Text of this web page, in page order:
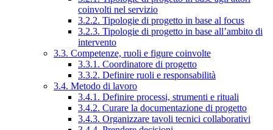
coinvolti nel servizio
3.2.2. Tipologie di progetto in base al focus
3.2.3. Tipologie di progetto in base all’ambito di
intervento
3.3. Competenze, ruoli e figure coinvolte
3.3.1. Coordinatore di progetto
3.3.2. Definire ruoli e responsabilità
3.4. Metodo di lavoro
3.4.1. Definire processi, strumenti e rituali
3.4.2. Curare la documentazione di progetto
3.4.3. Organizzare tavoli tecnici collaborativi